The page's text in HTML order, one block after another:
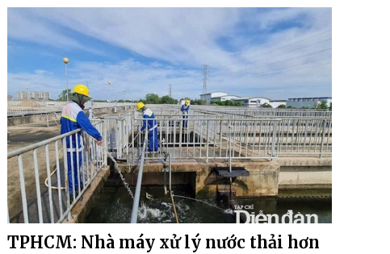
TPHCM: Nhà máy xử lý nước thải hơn